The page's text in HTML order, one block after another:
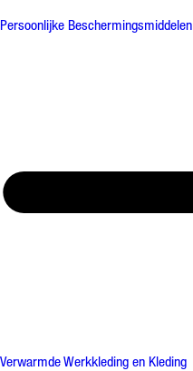
Persoonlijke Beschermingsmiddelen
Verwarmde Werkkleding en Kleding